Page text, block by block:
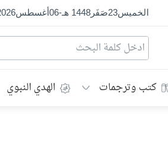
الخميس23صَفَر1448 هـ -
06أغسطس
كتب وترجمات الهدي النبوي